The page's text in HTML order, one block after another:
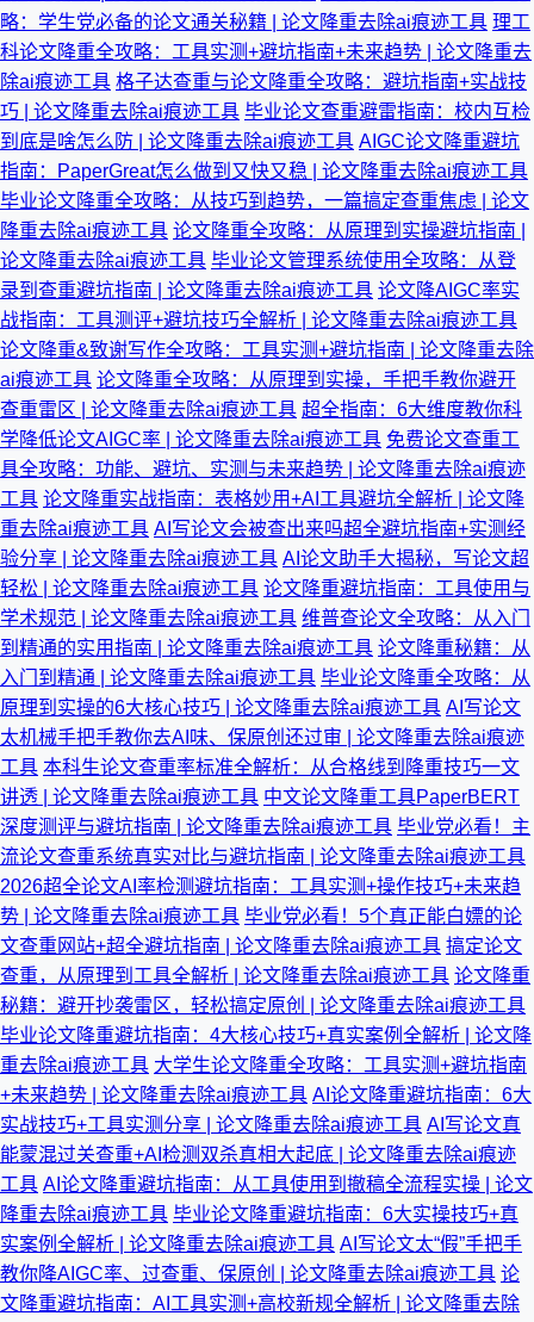
略：学生党必备的论文通关秘籍 | 论文降重去除ai痕迹工具 理工
科论文降重全攻略：工具实测+避坑指南+未来趋势 | 论文降重去
除ai痕迹工具 格子达查重与论文降重全攻略：避坑指南+实战技
巧 | 论文降重去除ai痕迹工具 毕业论文查重避雷指南：校内互检
到底是啥怎么防 | 论文降重去除ai痕迹工具 AIGC论文降重避坑
指南：PaperGreat怎么做到又快又稳 | 论文降重去除ai痕迹工具
毕业论文降重全攻略：从技巧到趋势，一篇搞定查重焦虑 | 论文
降重去除ai痕迹工具 论文降重全攻略：从原理到实操避坑指南 |
论文降重去除ai痕迹工具 毕业论文管理系统使用全攻略：从登
录到查重避坑指南 | 论文降重去除ai痕迹工具 论文降AIGC率实
战指南：工具测评+避坑技巧全解析 | 论文降重去除ai痕迹工具
论文降重&致谢写作全攻略：工具实测+避坑指南 | 论文降重去除
ai痕迹工具 论文降重全攻略：从原理到实操，手把手教你避开
查重雷区 | 论文降重去除ai痕迹工具 超全指南：6大维度教你科
学降低论文AIGC率 | 论文降重去除ai痕迹工具 免费论文查重工
具全攻略：功能、避坑、实测与未来趋势 | 论文降重去除ai痕迹
工具 论文降重实战指南：表格妙用+AI工具避坑全解析 | 论文降
重去除ai痕迹工具 AI写论文会被查出来吗超全避坑指南+实测经
验分享 | 论文降重去除ai痕迹工具 AI论文助手大揭秘，写论文超
轻松 | 论文降重去除ai痕迹工具 论文降重避坑指南：工具使用与
学术规范 | 论文降重去除ai痕迹工具 维普查论文全攻略：从入门
到精通的实用指南 | 论文降重去除ai痕迹工具 论文降重秘籍：从
入门到精通 | 论文降重去除ai痕迹工具 毕业论文降重全攻略：从
原理到实操的6大核心技巧 | 论文降重去除ai痕迹工具 AI写论文
太机械手把手教你去AI味、保原创还过审 | 论文降重去除ai痕迹
工具 本科生论文查重率标准全解析：从合格线到降重技巧一文
讲透 | 论文降重去除ai痕迹工具 中文论文降重工具PaperBERT
深度测评与避坑指南 | 论文降重去除ai痕迹工具 毕业党必看！主
流论文查重系统真实对比与避坑指南 | 论文降重去除ai痕迹工具
2026超全论文AI率检测避坑指南：工具实测+操作技巧+未来趋
势 | 论文降重去除ai痕迹工具 毕业党必看！5个真正能白嫖的论
文查重网站+超全避坑指南 | 论文降重去除ai痕迹工具 搞定论文
查重，从原理到工具全解析 | 论文降重去除ai痕迹工具 论文降重
秘籍：避开抄袭雷区，轻松搞定原创 | 论文降重去除ai痕迹工具
毕业论文降重避坑指南：4大核心技巧+真实案例全解析 | 论文降
重去除ai痕迹工具 大学生论文降重全攻略：工具实测+避坑指南
+未来趋势 | 论文降重去除ai痕迹工具 AI论文降重避坑指南：6大
实战技巧+工具实测分享 | 论文降重去除ai痕迹工具 AI写论文真
能蒙混过关查重+AI检测双杀真相大起底 | 论文降重去除ai痕迹
工具 AI论文降重避坑指南：从工具使用到撤稿全流程实操 | 论文
降重去除ai痕迹工具 毕业论文降重避坑指南：6大实操技巧+真
实案例全解析 | 论文降重去除ai痕迹工具 AI写论文太“假”手把手
教你降AIGC率、过查重、保原创 | 论文降重去除ai痕迹工具 论
文降重避坑指南：AI工具实测+高校新规全解析 | 论文降重去除